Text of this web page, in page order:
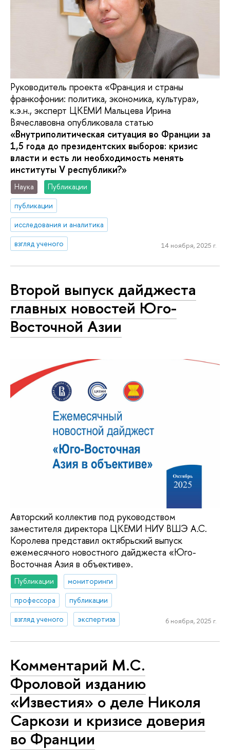
Руководитель проекта «Франция и страны
франкофонии: политика, экономика, культура»,
к.э.н., эксперт ЦКЕМИ Мальцева Ирина
Вячеславовна опубликовала статью
«Внутриполитическая ситуация во Франции за
1,5 года до президентских выборов: кризис
власти и есть ли необходимость менять
институты V республики?»
Наука
Публикации
публикации
исследования и аналитика
взгляд ученого
14 ноября, 2025 г.
Второй выпуск дайджеста
главных новостей Юго-
Восточной Азии
Авторский коллектив под руководством
заместителя директора ЦКЕМИ НИУ ВШЭ А.С.
Королева представил октябрьский выпуск
ежемесячного новостного дайджеста «Юго-
Восточная Азия в объективе».
Публикации
мониторинги
профессора
публикации
взгляд ученого
экспертиза 6 ноября, 2025 г.
Комментарий М.С.
Фроловой изданию
«Известия» о деле Николя
Саркози и кризисе доверия
во Франции